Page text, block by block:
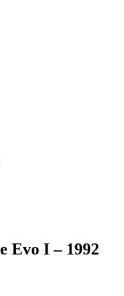
Evo I – 1992